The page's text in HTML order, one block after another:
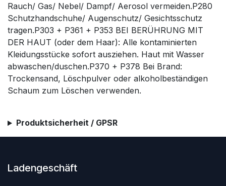
Rauch/ Gas/ Nebel/ Dampf/ Aerosol vermeiden.P280
Schutzhandschuhe/ Augenschutz/ Gesichtsschutz
tragen.P303 + P361 + P353 BEI BERÜHRUNG MIT
DER HAUT (oder dem Haar): Alle kontaminierten
Kleidungsstücke sofort ausziehen. Haut mit Wasser
abwaschen/duschen.P370 + P378 Bei Brand:
Trockensand, Löschpulver oder alkoholbeständigen
Schaum zum Löschen verwenden.
Produktsicherheit / GPSR
Ladengeschäft